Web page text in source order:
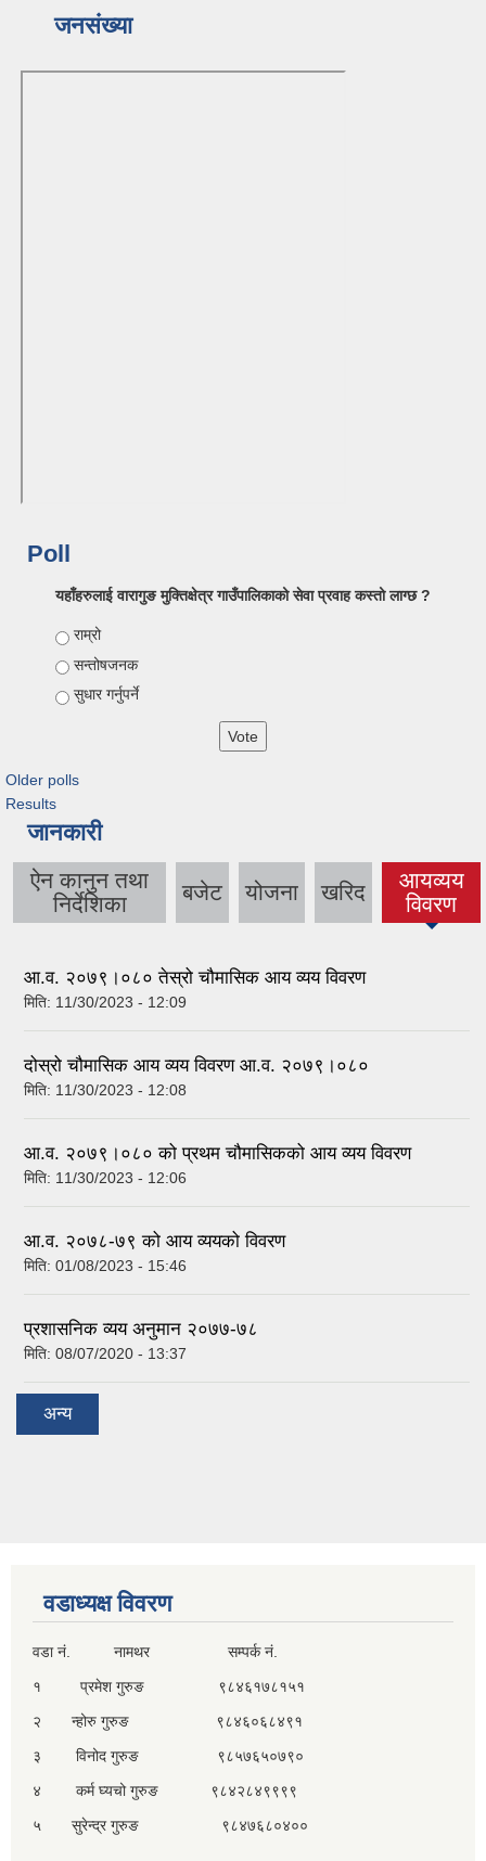
जनसंख्या
Poll
यहाँहरुलाई वारागुङ मुक्तिक्षेत्र गाउँपालिकाको सेवा प्रवाह कस्तो लाग्छ ?
Choices
राम्रो
सन्तोषजनक
सुधार गर्नुपर्ने
Older polls
Results
जानकारी
ऐन कानुन तथा
निर्देशिका
बजेट योजना खरिद
आयव्यय
विवरण
(active
tab)
आ.व. २०७९।०८० तेस्रो चौमासिक आय व्यय विवरण
मिति: 11/30/2023 - 12:09
दोस्रो चौमासिक आय व्यय विवरण आ.व. २०७९।०८०
मिति: 11/30/2023 - 12:08
आ.व. २०७९।०८० को प्रथम चौमासिकको आय व्यय विवरण
मिति: 11/30/2023 - 12:06
आ.व. २०७८-७९ को आय व्ययको विवरण
मिति: 01/08/2023 - 15:46
प्रशासनिक व्यय अनुमान २०७७-७८
मिति: 08/07/2020 - 13:37
अन्य
वडाध्यक्ष विवरण
वडा नं. नामथर सम्पर्क नं.
१ प्रमेश गुरुङ ९८४६१७८१५१
२ न्होरु गुरुङ ९८४६०६८४९१
३ विनोद गुरुङ ९८५७६५०७९०
४ कर्म घ्यचो गुरुङ ९८४२८४९९९९
५ सुरेन्द्र गुरुङ ९८४७६८०४००